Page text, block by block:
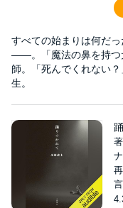
すべての始まりは何だ
――。「魔法の鼻を持つ
師。「死んでくれない
生。